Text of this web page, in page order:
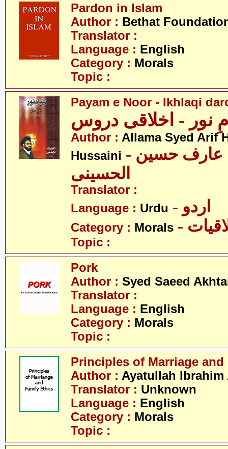
Pardon in Islam
Author : Bethat
Translator :
Language : English
Category : Morals
Topic :
Payam e Noor - Ikhlaqi
نور - اخلاقی دروس
Author : Allama Syed Arif
Hussaini - علامہ سید عارف حسین
الحسینی
Translator :
Language : Urdu - اردو
Category : Morals
Topic :
Pork
Author : Syed Saeed
Translator :
Language : English
Category : Morals
Topic :
Principles of Marriage
Author : Ayatullah Ibrahim
Translator : Unknown
Language : English
Category : Morals
Topic :